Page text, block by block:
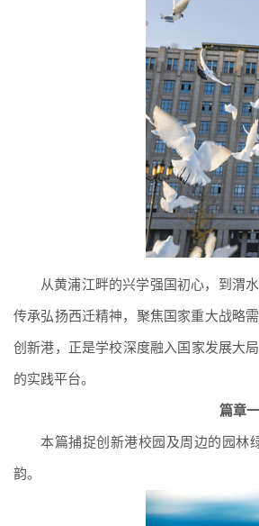
从黄浦江畔的兴学强国初心，到渭
传承弘扬西迁精神，聚焦国家重大战略
创新港，正是学校深度融入国家发展大
的实践平台。
篇章
本篇捕捉创新港校园及周边的园林
韵。